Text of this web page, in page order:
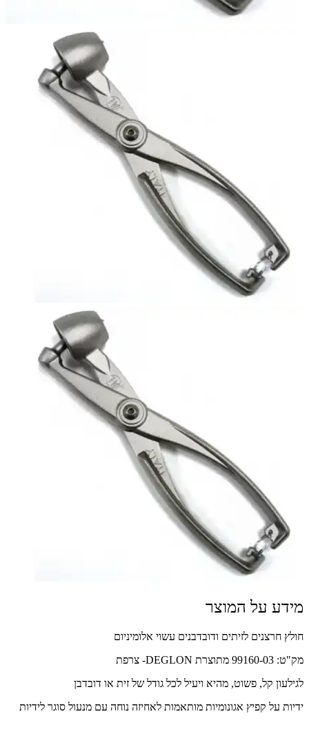
מידע על המוצר
חולץ חרצנים לזיתים ודובדבנים עשוי אלומיניום
מק"ט: 99160-03 מתוצרת DEGLON- צרפת
לגילעון קל, פשוט, מהיא ויעיל לכל גודל של זית או דובדבן
ידיות על קפיץ אגונומיות מותאמות לאחיזה נוחה עם מנעול סוגר לידיות